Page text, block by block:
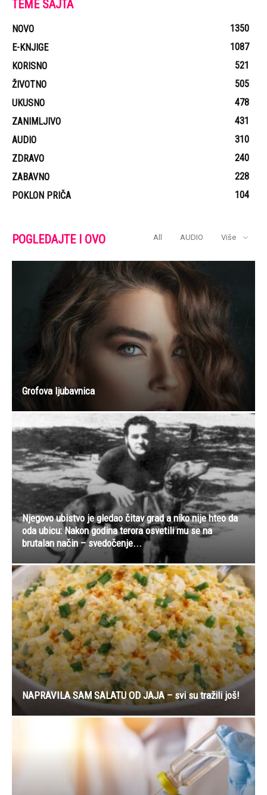
TEME SAJTA
NOVO
1350
E-KNJIGE
1087
KORISNO
521
ŽIVOTNO
505
UKUSNO
478
ZANIMLJIVO
431
AUDIO
310
ZDRAVO
240
ZABAVNO
228
POKLON PRIČA
104
POGLEDAJTE I OVO All AUDIO Više
Grofova ljubavnica
Njegovo ubistvo je gledao čitav grad a niko nije hteo da
oda ubicu: Nakon godina terora osvetili mu se na
brutalan način – svedočenje...
NAPRAVILA SAM SALATU OD JAJA – svi su tražili još!